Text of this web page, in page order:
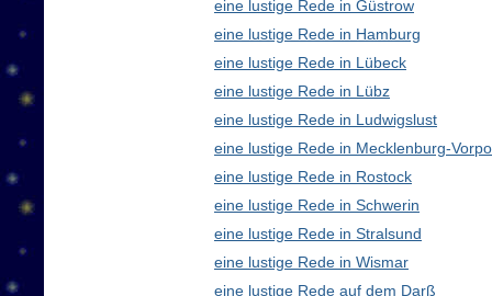
eine lustige Rede in Güstrow
eine lustige Rede in Hamburg
eine lustige Rede in Lübeck
eine lustige Rede in Lübz
eine lustige Rede in Ludwigslust
eine lustige Rede in Mecklenburg-
eine lustige Rede in Rostock
eine lustige Rede in Schwerin
eine lustige Rede in Stralsund
eine lustige Rede in Wismar
eine lustige Rede auf dem Darß